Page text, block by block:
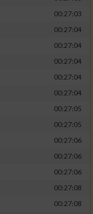
00:27:03
00:27:04
00:27:04
00:27:04
00:27:04
00:27:04
00:27:05
00:27:05
00:27:06
00:27:06
00:27:06
00:27:08
00:27:08